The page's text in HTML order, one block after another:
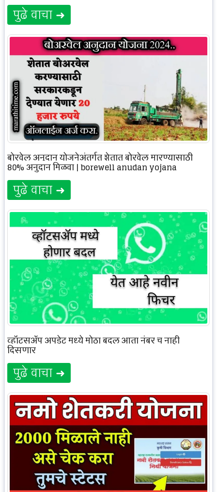
पुढे वाचा ➜
बोरवेल अनुदान योजनेअंतर्गत शेतात बोरवेल मारण्यासाठी
80% अनुदान मिळवा | borewell anudan yojana
पुढे वाचा ➜
व्हॉटसॲप अपडेट मध्ये मोठा बदल आता नंबर च नाही
दिसणार
पुढे वाचा ➜